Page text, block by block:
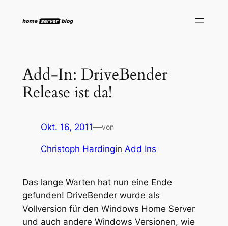
Inhalt
Add-In: DriveBender
Release ist da!
Okt. 16, 2011—von
Christoph Hardingin Add Ins
Das lange Warten hat nun eine Ende
gefunden! DriveBender wurde als
Vollversion für den Windows Home Server
und auch andere Windows Versionen, wie